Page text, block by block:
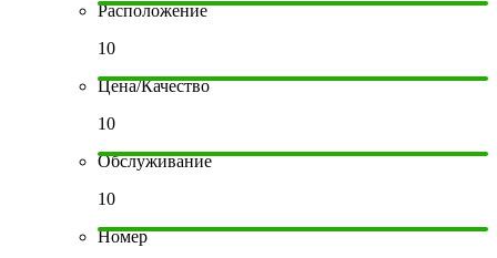
Расположение
10
Цена/Качество
10
Обслуживание
10
Номер